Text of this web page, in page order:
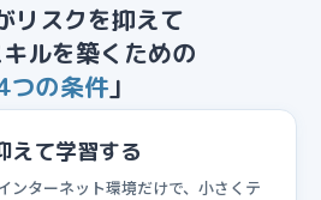
リスクを抑えて
ルを築くための
つの条件」
えて学習する
ンターネット環境だけで、小さくテ